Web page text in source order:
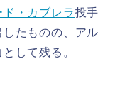
ド・カブレラ投手
たものの、アル
して残る。